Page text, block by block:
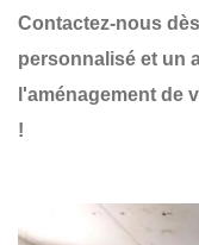
Contactez-nous
personnalisé et un
l'aménagement de
!